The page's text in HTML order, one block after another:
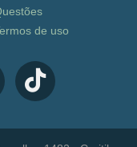
de uso